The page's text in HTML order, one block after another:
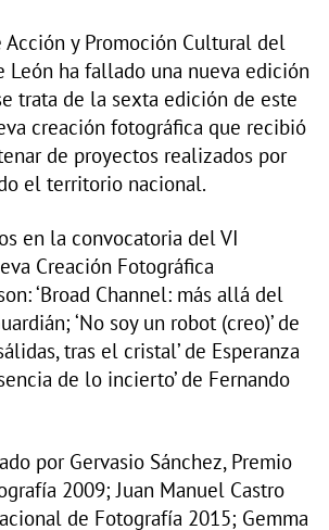
Acción y Promoción Cultural del
León ha fallado una nueva edición
trata de la sexta edición de este
creación fotográfica que recibió
de proyectos realizados por
el territorio nacional.
en la convocatoria del VI
Creación Fotográfica
‘Broad Channel: más allá del
‘No soy un robot (creo)’ de
tras el cristal’ de Esperanza
de lo incierto’ de Fernando
por Gervasio Sánchez, Premio
2009; Juan Manuel Castro
de Fotografía 2015; Gemma